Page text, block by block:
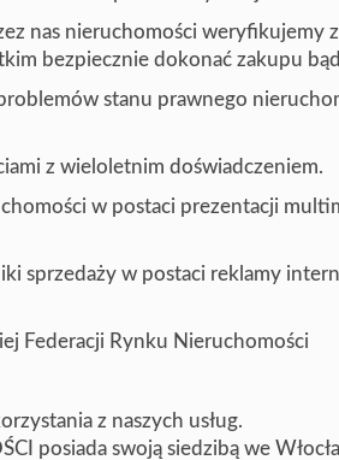
nas nieruchomości
bezpiecznie dokonać zakupu
stanu prawnego
z wieloletnim doświadczeniem.
w postaci prezentacji
sprzedaży w postaci reklamy
Federacji Rynku Nieruchomości
z naszych usług.
posiada swoją siedzibą we